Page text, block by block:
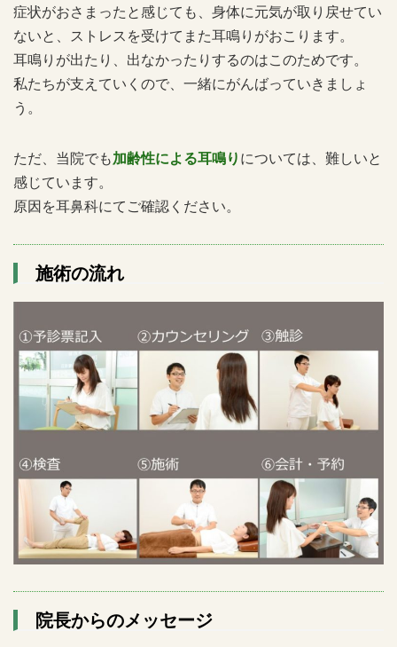
症状がおさまったと感じても、身体に元気が取り戻せてい
ないと、ストレスを受けてまた耳鳴りがおこります。
耳鳴りが出たり、出なかったりするのはこのためです。
私たちが支えていくので、一緒にがんばっていきましょ
う。
ただ、当院でも加齢性による耳鳴りについては、難しいと
感じています。
原因を耳鼻科にてご確認ください。
施術の流れ
院長からのメッセージ